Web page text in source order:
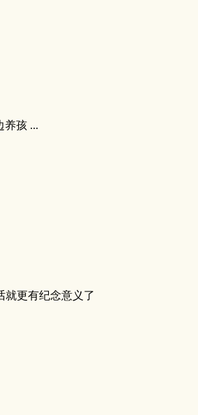
养孩 ...
就更有纪念意义了